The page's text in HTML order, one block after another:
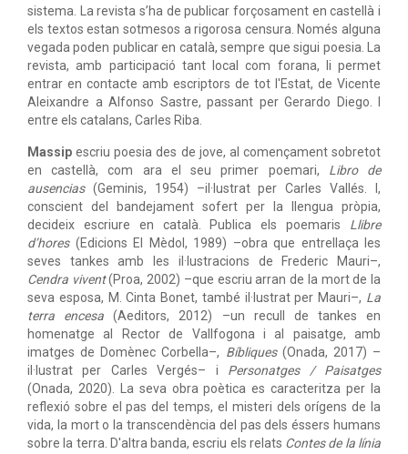
sistema. La revista s’ha de publicar forçosament en castellà i
els textos estan sotmesos a rigorosa censura. Només alguna
vegada poden publicar en català, sempre que sigui poesia. La
revista, amb participació tant local com forana, li permet
entrar en contacte amb escriptors de tot l'Estat, de Vicente
Aleixandre a Alfonso Sastre, passant per Gerardo Diego. I
entre els catalans, Carles Riba.
Massip escriu poesia des de jove, al començament sobretot
en castellà, com ara el seu primer poemari, Libro de
ausencias (Geminis, 1954) –il·lustrat per Carles Vallés. I,
conscient del bandejament sofert per la llengua pròpia,
decideix escriure en català. Publica els poemaris Llibre
d’hores(Edicions El Mèdol, 1989) –obra que entrellaça les
seves tankes amb les il·lustracions de Frederic Mauri–,
Cendra vivent(Proa, 2002) –que escriu arran de la mort de la
seva esposa, M. Cinta Bonet, també il·lustrat per Mauri–, La
terra encesa (Aeditors, 2012) –un recull de tankes en
homenatge al Rector de Vallfogona i al paisatge, amb
imatges de Domènec Corbella–, Bíbliques(Onada, 2017) –
il·lustrat per Carles Vergés– i Personatges / Paisatges
(Onada, 2020). La seva obra poètica es caracteritza per la
reflexió sobre el pas del temps, el misteri dels orígens de la
vida, la mort o la transcendència del pas dels éssers humans
sobre la terra. D'altra banda, escriu els relats Contes de la línia